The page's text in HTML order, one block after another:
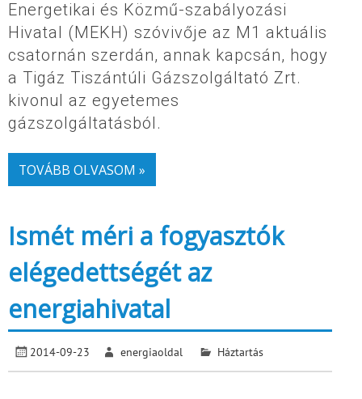
Energetikai és Közmű-szabályozási
Hivatal (MEKH) szóvivője az M1 aktuális
csatornán szerdán, annak kapcsán, hogy
a Tigáz Tiszántúli Gázszolgáltató Zrt.
kivonul az egyetemes
gázszolgáltatásból.
TOVÁBB OLVASOM »
Ismét méri a fogyasztók
elégedettségét az
energiahivatal
2014-09-23 energiaoldal Háztartás